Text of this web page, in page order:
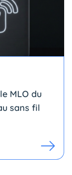
MLO du
sans fil